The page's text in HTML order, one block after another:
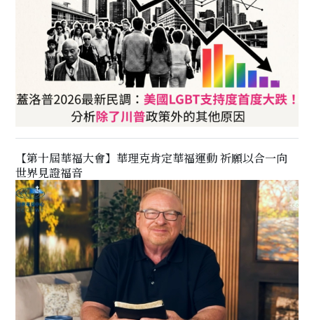
【第十屆華福大會】華理克肯定華福運動 祈願以合一向
世界見證福音